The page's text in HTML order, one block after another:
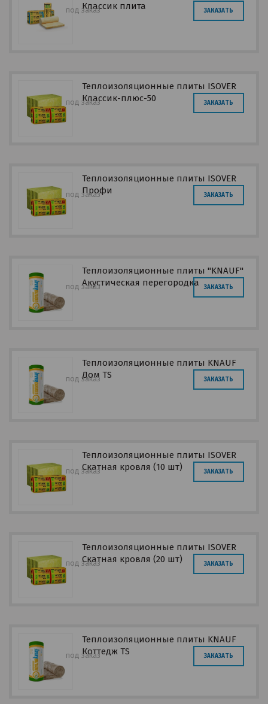
Классик плита
под заказ ЗАКАЗАТЬ
Теплоизоляционные плиты ISOVER
Классик-плюс-50
под заказ ЗАКАЗАТЬ
Теплоизоляционные плиты ISOVER
Профи
под заказ ЗАКАЗАТЬ
Теплоизоляционные плиты "KNAUF"
Акустическая перегородка
под заказ ЗАКАЗАТЬ
Теплоизоляционные плиты KNAUF
Дом TS
под заказ ЗАКАЗАТЬ
Теплоизоляционные плиты ISOVER
Скатная кровля (10 шт)
под заказ ЗАКАЗАТЬ
Теплоизоляционные плиты ISOVER
Скатная кровля (20 шт)
под заказ ЗАКАЗАТЬ
Теплоизоляционные плиты KNAUF
Коттедж TS
под заказ ЗАКАЗАТЬ